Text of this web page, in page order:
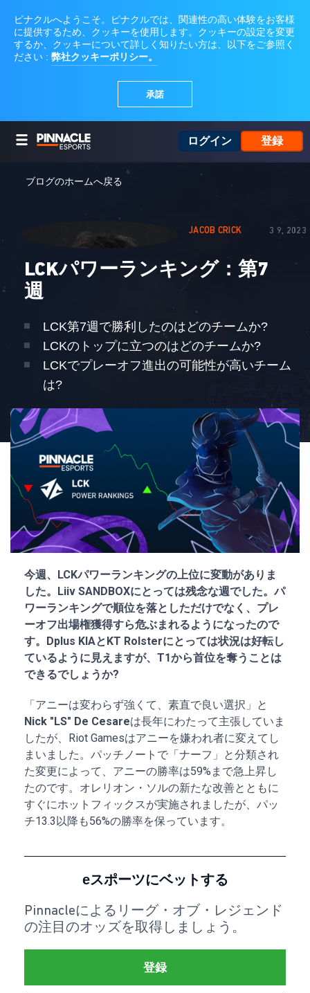
ログイン 登録
ブログのホームへ戻る
JACOB CRICK 3 9, 2023
LCKパワーランキング：第7
週
LCK第7週で勝利したのはどのチームか?
LCKのトップに立つのはどのチームか?
LCKでプレーオフ進出の可能性が高いチーム
は?
今週、LCKパワーランキングの上位に変動がありま
した。Liiv SANDBOXにとっては残念な週でした。パ
ワーランキングで順位を落としただけでなく、プレ
ーオフ出場権獲得すら危ぶまれるようになったので
す。Dplus KIAとKT Rolsterにとっては状況は好転し
ているように見えますが、T1から首位を奪うことは
できるでしょうか?
「アニーは変わらず強くて、素直で良い選択」と
Nick "LS" De Cesareは長年にわたって主張していま
したが、Riot Gamesはアニーを嫌われ者に変えてし
まいました。パッチノートで「ナーフ」と分類され
た変更によって、アニーの勝率は59%まで急上昇し
たのです。オレリオン・ソルの新たな改善とともに
すぐにホットフィックスが実施されましたが、パッ
チ13.3以降も56%の勝率を保っています。
eスポーツにベットする
Pinnacleによるリーグ・オブ・レジェンド
の注目のオッズを取得しましょう。
登録